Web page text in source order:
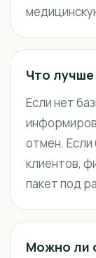
Что
Если нет
отмен. Если
клиентов,
пакет под
Можно ли